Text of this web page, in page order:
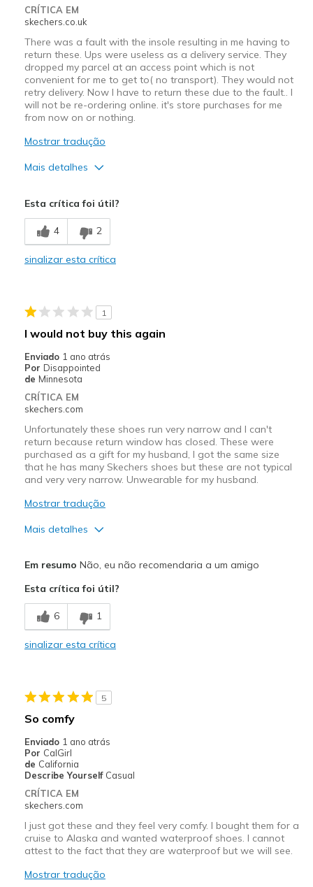
CRÍTICA EM
skechers.co.uk
There was a fault with the insole resulting in me having to
return these. Ups were useless as a delivery service. They
dropped my parcel at an access point which is not
convenient for me to get to( no transport). They would not
retry delivery. Now I have to return these due to the fault.. I
will not be re-ordering online. it's store purchases for me
from now on or nothing.
Mostrar tradução
Mais detalhes
Esta crítica foi útil?
4 2
sinalizar esta crítica
1
I would not buy this again
Enviado 1 ano atrás
Por Disappointed
de Minnesota
CRÍTICA EM
skechers.com
Unfortunately these shoes run very narrow and I can't
return because return window has closed. These were
purchased as a gift for my husband, I got the same size
that he has many Skechers shoes but these are not typical
and very very narrow. Unwearable for my husband.
Mostrar tradução
Mais detalhes
Width
Sizing
Em resumo Não, eu não recomendaria a um amigo
Esta crítica foi útil?
6 1
sinalizar esta crítica
5
So comfy
Enviado 1 ano atrás
Por CalGirl
de California
Describe Yourself Casual
CRÍTICA EM
skechers.com
I just got these and they feel very comfy. I bought them for a
cruise to Alaska and wanted waterproof shoes. I cannot
attest to the fact that they are waterproof but we will see.
Mostrar tradução